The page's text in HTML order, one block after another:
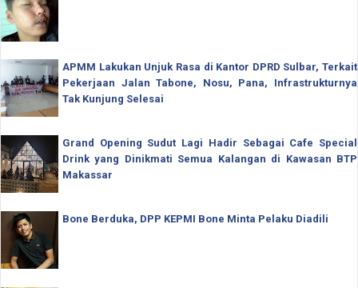
APMM Lakukan Unjuk Rasa di Kantor DPRD Sulbar, Terkait
Pekerjaan Jalan Tabone, Nosu, Pana, Infrastrukturnya
Tak Kunjung Selesai
Grand Opening Sudut Lagi Hadir Sebagai Cafe Special
Drink yang Dinikmati Semua Kalangan di Kawasan BTP
Makassar
Bone Berduka, DPP KEPMI Bone Minta Pelaku Diadili